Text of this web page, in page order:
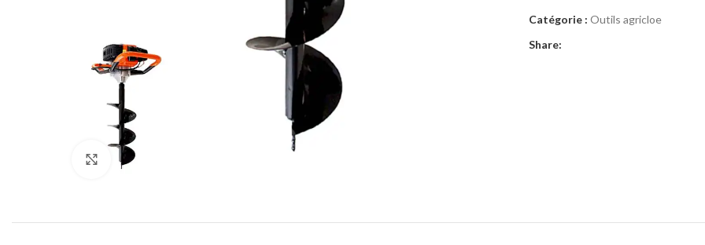
Click to enlarge
Catégorie : Outils agricloe
Share: